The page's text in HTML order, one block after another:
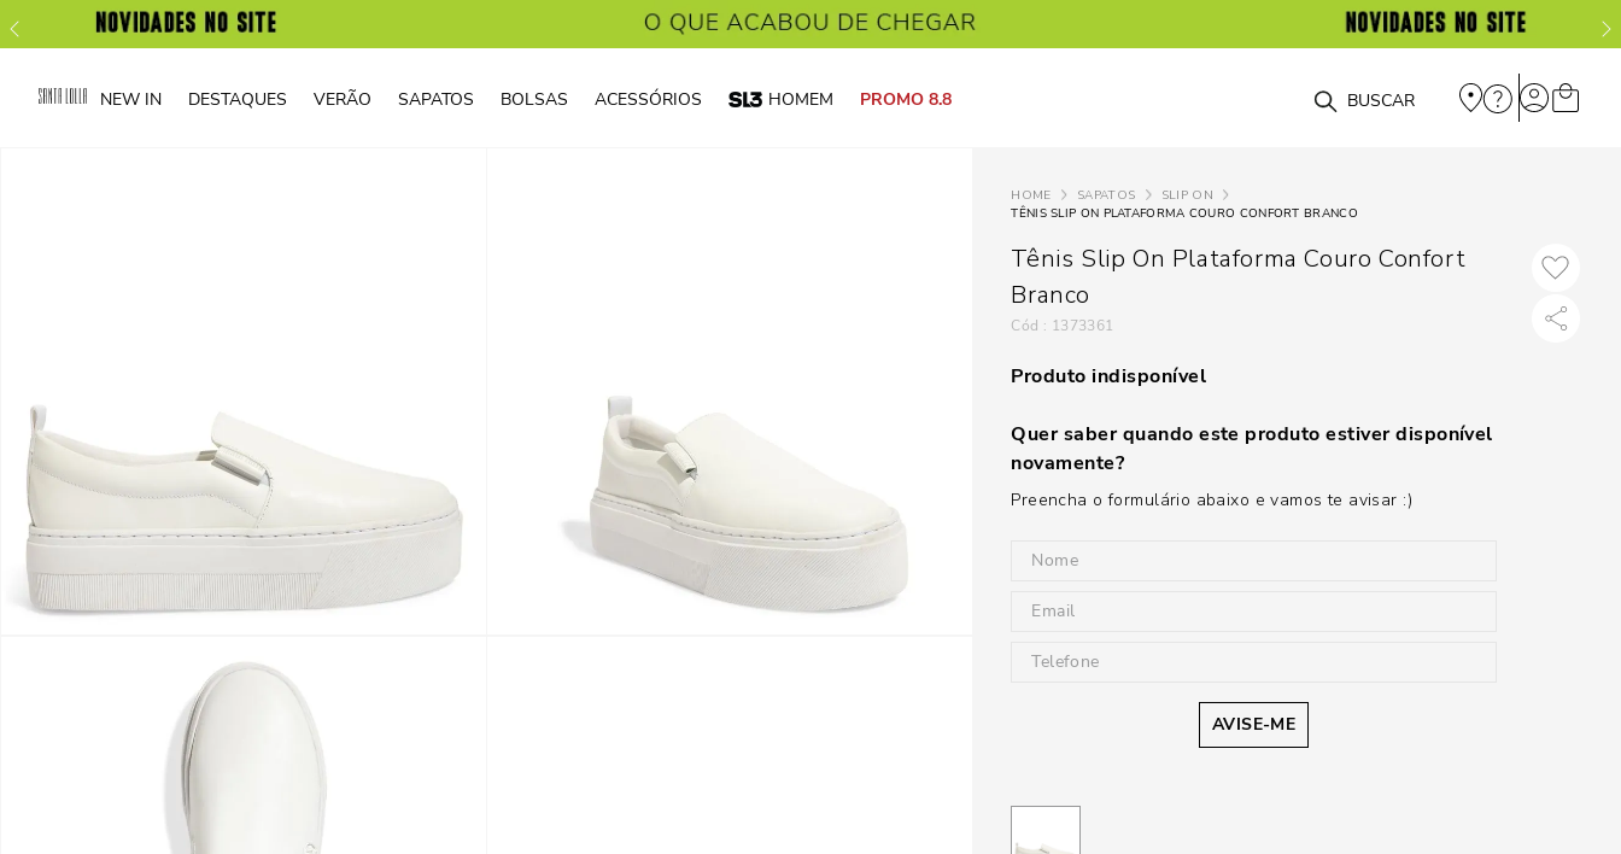
NEW IN DESTAQUES VERÃO SAPATOS BOLSAS ACESSÓRIOS HOMEM PROMO 8.8 O que você está procurando?
SAPATOS
SLIP ON
TÊNIS SLIP ON PLATAFORMA COURO CONFORT BRANCO
Tênis Slip On Plataforma Couro Confort
Branco
: 1373361
Produto indisponível
Quer saber quando este produto estiver disponível
novamente?
Preencha o formulário abaixo e vamos te avisar :)
AVISE-ME